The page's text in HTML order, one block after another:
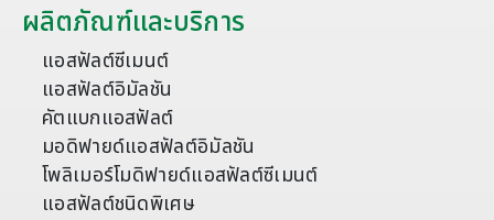
ผลิตภัณฑ์และบริการ
แอสฟัลต์ซีเมนต์
แอสฟัลต์อิมัลชัน
คัตแบกแอสฟัลต์
มอดิฟายด์แอสฟัลต์อิมัลชัน
โพลิเมอร์โมดิฟายด์แอสฟัลต์ซีเมนต์
แอสฟัลต์ชนิดพิเศษ